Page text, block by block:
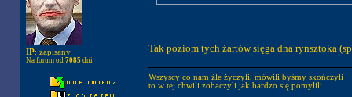
IP: zapisany
Na forum od 7085dni
Tak poziom tych żartów sięga dna rynsztoka
Wszyscy co nam źle życzyli, mówili byśmy skończyli
to w tej chwili zobaczyli jak bardzo się pomylili